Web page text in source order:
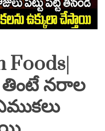
Foods|
తింటే నరాల